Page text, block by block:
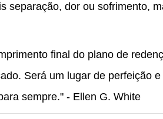
separação, dor ou sofrimento,
final do plano de
Será um lugar de perfeição
sempre." - Ellen G. White